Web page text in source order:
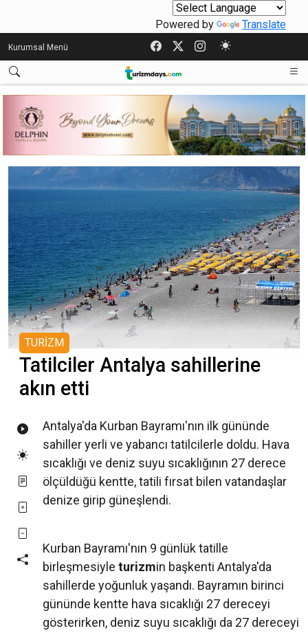
Powered by Translate
Kurumsal Menü
TURİZM
Tatilciler Antalya sahillerine
akın etti
Antalya'da Kurban Bayramı'nın ilk gününde
sahiller yerli ve yabancı tatilcilerle doldu. Hava
sıcaklığı ve deniz suyu sıcaklığının 27 derece
ölçüldüğü kentte, tatili fırsat bilen vatandaşlar
denize girip güneşlendi.
Kurban Bayramı'nın 9 günlük tatille
birleşmesiyle turizmin başkenti Antalya'da
sahillerde yoğunluk yaşandı. Bayramın birinci
gününde kentte hava sıcaklığı 27 dereceyi
gösterirken, deniz suyu sıcaklığı da 27 dereceyi